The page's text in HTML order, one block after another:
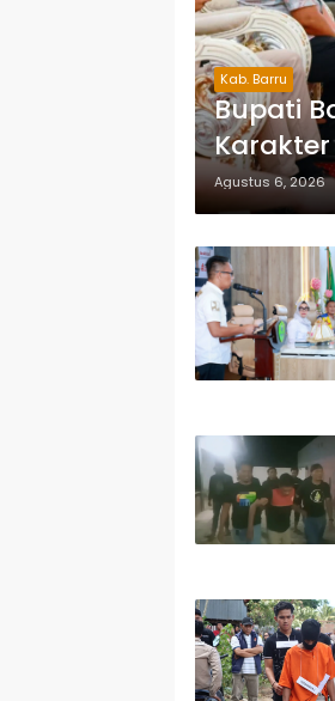
Kab. Barru
Bupati
Karakter
Agustus 6, 2026